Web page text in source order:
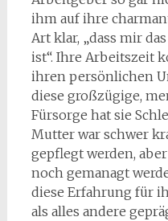
ihm auf ihre
Art klar, „dass mir
ist“. Ihre Arbeitszeit
ihren persönlichen
diese großzügige,
Fürsorge hat sie
Mutter war schwer
gepflegt werden,
noch gemanagt
diese Erfahrung für
als alles andere